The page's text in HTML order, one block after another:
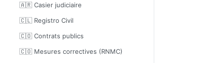
🇦🇷 Casier judiciaire
🇨🇱 Registro Civil
🇨🇴 Contrats publics
🇨🇴 Mesures correctives (RNMC)